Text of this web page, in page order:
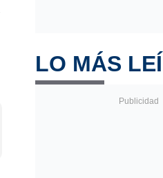
LO MÁS